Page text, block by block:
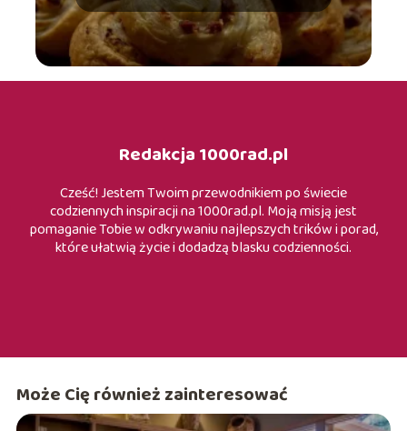
Redakcja 1000rad.pl
Cześć! Jestem Twoim przewodnikiem po świecie
codziennych inspiracji na 1000rad.pl. Moją misją jest
pomaganie Tobie w odkrywaniu najlepszych trików i porad,
które ułatwią życie i dodadzą blasku codzienności.
Może Cię również zainteresować